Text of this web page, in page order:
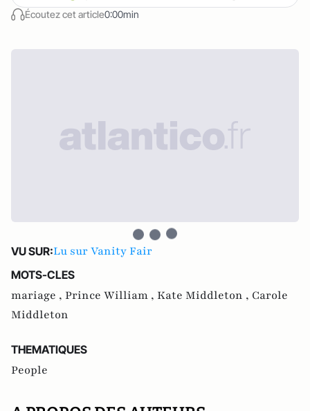
Écoutez cet article0:00min
VU SUR:Lu sur Vanity Fair
MOTS-CLES
mariage , Prince William , Kate Middleton , Carole
Middleton
THEMATIQUES
People